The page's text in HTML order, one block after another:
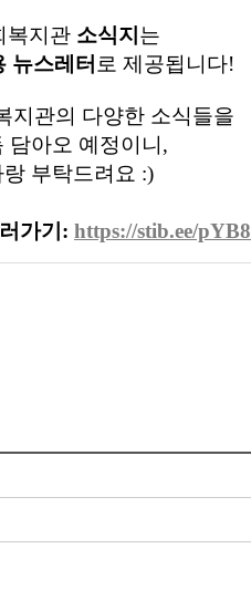
복지관 소식지 는
뉴스레터 로 제공됩니다!
지관의 다양한 소식들을
담아오 예정이니,
부탁드려요 :)
가기: https://stib.ee/pYB8